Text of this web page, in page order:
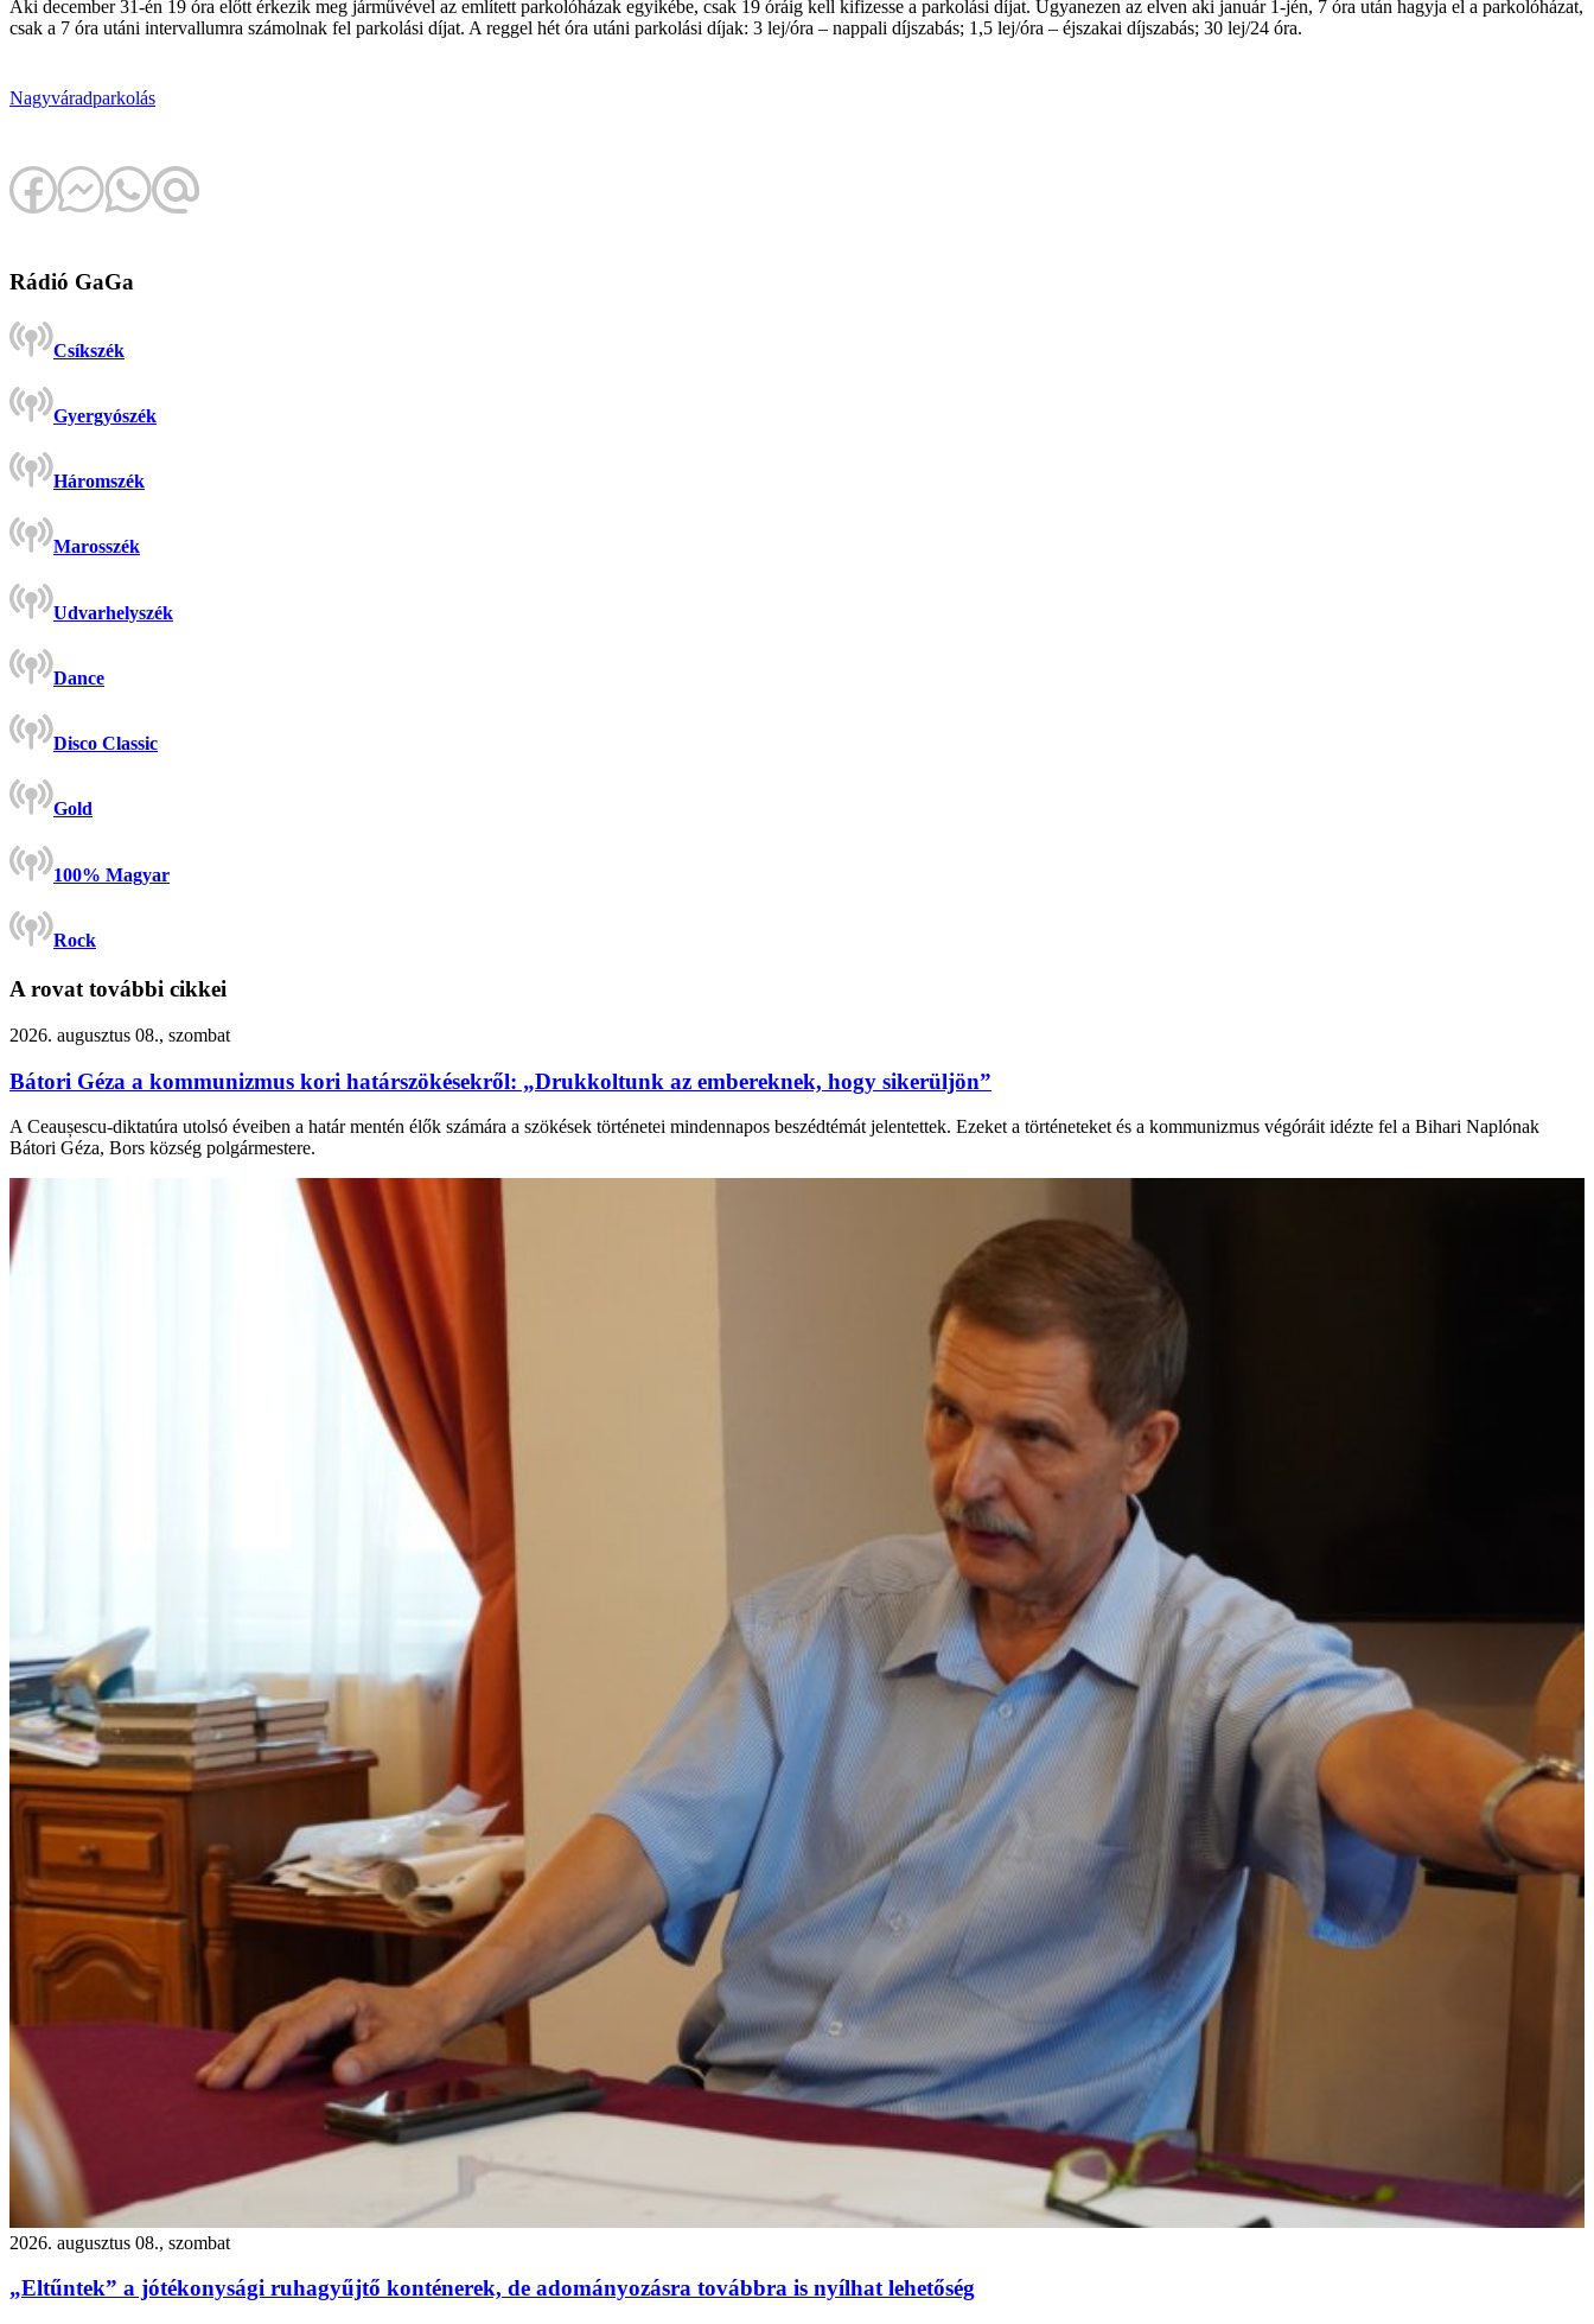
Aki december 31-én 19 óra előtt érkezik meg járművével az említett parkolóházak egyikébe, csak 19 óráig kell kifizesse a parkolási díjat. Ugyanezen az elven aki január 1-jén, 7 óra után hagyja el a parkolóházat,
csak a 7 óra utáni intervallumra számolnak fel parkolási díjat. A reggel hét óra utáni parkolási díjak: 3 lej/óra – nappali díjszabás; 1,5 lej/óra – éjszakai díjszabás; 30 lej/24 óra.
Nagyváradparkolás
Rádió GaGa
Csíkszék
Gyergyószék
Háromszék
Marosszék
Udvarhelyszék
Dance
Disco Classic
Gold
100% Magyar
Rock
A rovat további cikkei
2026. augusztus 08., szombat
Bátori Géza a kommunizmus kori határszökésekről: „Drukkoltunk az embereknek, hogy sikerüljön”
A Ceaușescu-diktatúra utolsó éveiben a határ mentén élők számára a szökések történetei mindennapos beszédtémát jelentettek. Ezeket a történeteket és a kommunizmus végóráit idézte fel a Bihari Naplónak
Bátori Géza, Bors község polgármestere.
2026. augusztus 08., szombat
„Eltűntek” a jótékonysági ruhagyűjtő konténerek, de adományozásra továbbra is nyílhat lehetőség